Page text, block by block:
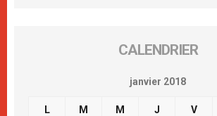
CALENDRIER
janvier 2018
L M M J V